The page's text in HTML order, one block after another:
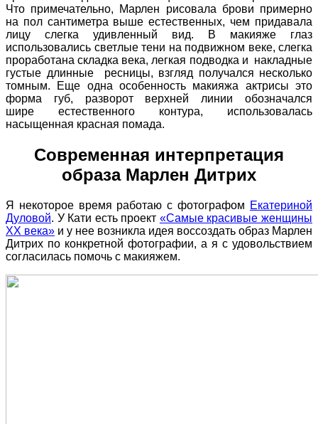
Что примечательно, Марлен рисовала брови примерно
на пол сантиметра выше естественных, чем придавала
лицу слегка удивленный вид. В макияже глаз
использовались светлые тени на подвижном веке, слегка
проработана складка века, легкая подводка и накладные
густые длинные ресницы, взгляд получался несколько
томным. Еще одна особенность макияжа актрисы это
форма губ, разворот верхней линии обозначался
шире естественного контура, использовалась
насыщенная красная помада.
Современная интерпретация
образа Марлен Дитрих
Я некоторое время работаю с фотографом Екатериной
Дуловой. У Кати есть проект «Самые красивые женщины
XX века» и у нее возникла идея воссоздать образ Марлен
Дитрих по конкретной фотографии, а я с удовольствием
согласилась помочь с макияжем.